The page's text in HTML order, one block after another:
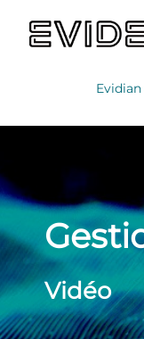
Evidian
Vidéo